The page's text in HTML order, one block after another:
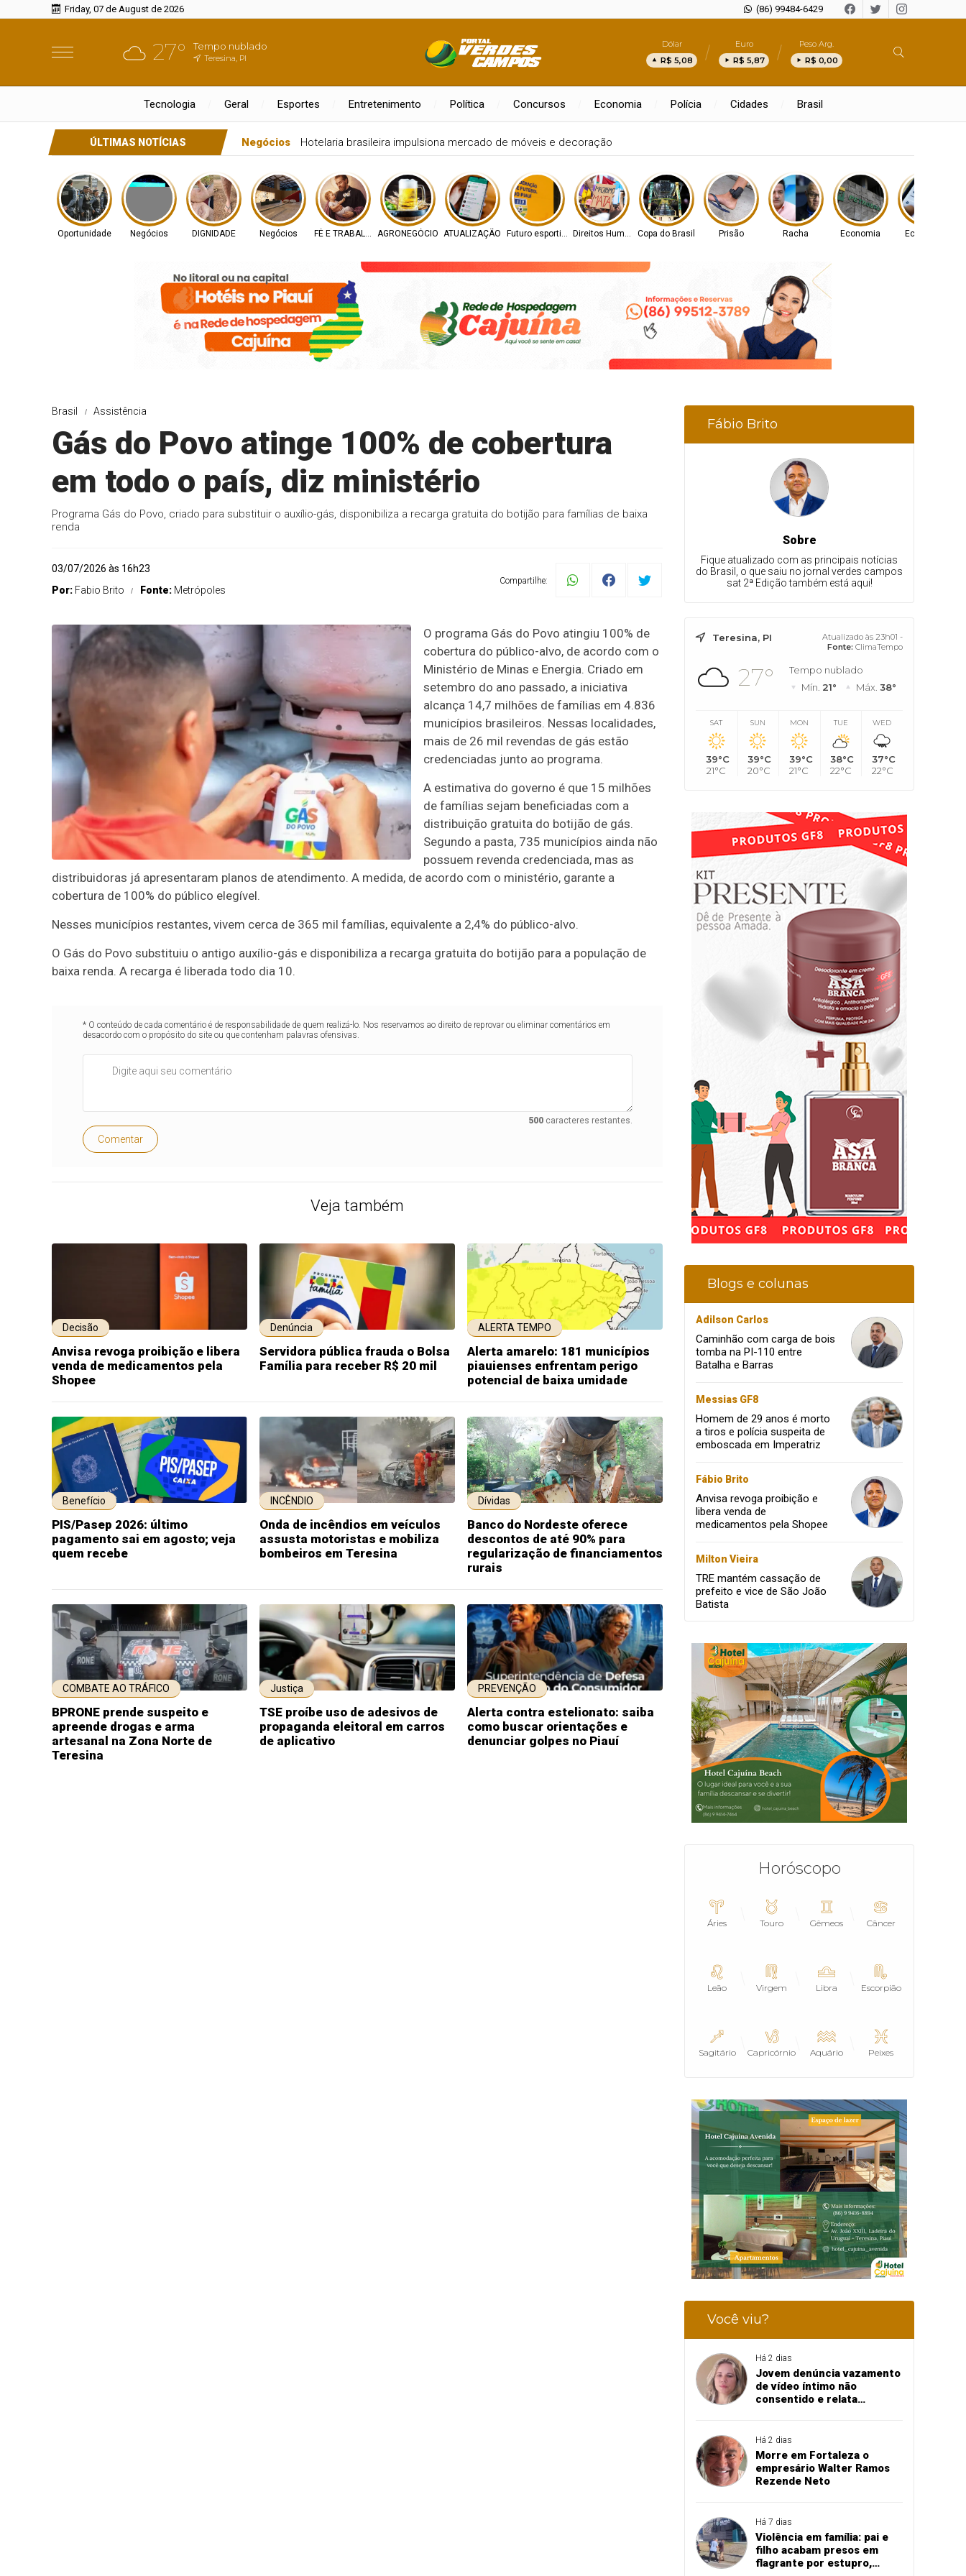
Friday, 07 de August de 2026 (86) 99484-6429
27° Tempo nublado
Teresina, PI
Dólar
R$ 5,08
Euro
R$ 5,87
Peso Arg.
R$ 0,00
Tecnologia Geral Esportes Entretenimento Política Concursos Economia Polícia Cidades Brasil
ÚLTIMAS NOTÍCIAS Negócios Hotelaria brasileira impulsiona mercado de móveis e decoração
Oportunidade Negócios DIGNIDADE Negócios FÉ E TRABALHO AGRONEGÓCIO ATUALIZAÇÃO Futuro esportivo Direitos HumanosCopa do Brasil Prisão Racha Economia Economia
Brasil Assistência
Gás do Povo atinge 100% de cobertura
em todo o país, diz ministério
Programa Gás do Povo, criado para substituir o auxílio-gás, disponibiliza a recarga gratuita do botijão para famílias de baixa
renda
03/07/2026 às 16h23
Por: Fabio Brito Fonte: Metrópoles
Compartilhe:
O programa Gás do Povo atingiu 100% de
cobertura do público-alvo, de acordo com o
Ministério de Minas e Energia. Criado em
setembro do ano passado, a iniciativa
alcança 14,7 milhões de famílias em 4.836
municípios brasileiros. Nessas localidades,
mais de 26 mil revendas de gás estão
credenciadas junto ao programa.
A estimativa do governo é que 15 milhões
de famílias sejam beneficiadas com a
distribuição gratuita do botijão de gás.
Segundo a pasta, 735 municípios ainda não
possuem revenda credenciada, mas as
distribuidoras já apresentaram planos de atendimento. A medida, de acordo com o ministério, garante a
cobertura de 100% do público elegível.
Nesses municípios restantes, vivem cerca de 365 mil famílias, equivalente a 2,4% do público-alvo.
O Gás do Povo substituiu o antigo auxílio-gás e disponibiliza a recarga gratuita do botijão para a população de
baixa renda. A recarga é liberada todo dia 10.
* O conteúdo de cada comentário é de responsabilidade de quem realizá-lo. Nos reservamos ao direito de reprovar ou eliminar comentários em
desacordo com o propósito do site ou que contenham palavras ofensivas.
500caracteres restantes.
Comentar
Veja também
Decisão
Anvisa revoga proibição e libera
venda de medicamentos pela
Shopee
Denúncia
Servidora pública frauda o Bolsa
Família para receber R$ 20 mil
ALERTA TEMPO
Alerta amarelo: 181 municípios
piauienses enfrentam perigo
potencial de baixa umidade
Benefício
PIS/Pasep 2026: último
pagamento sai em agosto; veja
quem recebe
INCÊNDIO
Onda de incêndios em veículos
assusta motoristas e mobiliza
bombeiros em Teresina
Dívidas
Banco do Nordeste oferece
descontos de até 90% para
regularização de financiamentos
rurais
COMBATE AO TRÁFICO
BPRONE prende suspeito e
apreende drogas e arma
artesanal na Zona Norte de
Teresina
Justiça
TSE proíbe uso de adesivos de
propaganda eleitoral em carros
de aplicativo
PREVENÇÃO
Alerta contra estelionato: saiba
como buscar orientações e
denunciar golpes no Piauí
Fábio Brito
Sobre
Fique atualizado com as principais notícias
do Brasil, o que saiu no jornal verdes campos
sat 2ª Edição também está aqui!
Teresina, PI
Atualizado às 23h01 -
Fonte: ClimaTempo
27°
Tempo nublado
Mín. 21° Máx. 38°
SAT
39°C
21°C
SUN
39°C
20°C
MON
39°C
21°C
TUE
38°C
22°C
WED
37°C
22°C
Blogs e colunas
Adilson Carlos
Caminhão com carga de bois
tomba na PI-110 entre
Batalha e Barras
Messias GF8
Homem de 29 anos é morto
a tiros e polícia suspeita de
emboscada em Imperatriz
Fábio Brito
Anvisa revoga proibição e
libera venda de
medicamentos pela Shopee
Milton Vieira
TRE mantém cassação de
prefeito e vice de São João
Batista
Horóscopo
Áries Touro Gêmeos Câncer
Leão Virgem Libra Escorpião
Sagitário Capricórnio Aquário Peixes
Você viu?
Há 2 dias
Jovem denúncia vazamento
de vídeo íntimo não
consentido e relata
Há 2 dias
Morre em Fortaleza o
empresário Walter Ramos
Rezende Neto
Há 7 dias
Violência em família: pai e
filho acabam presos em
flagrante por estupro,